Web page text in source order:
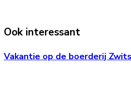
Ook interessant
Vakantie op de boerderij